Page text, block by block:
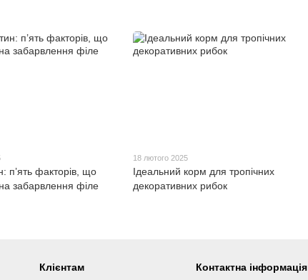
п’ять факторів, що
забарвлення філе
18 лютого 2025
Ідеальний корм для тропічних
декоративних рибок
Клієнтам Контактна інформація